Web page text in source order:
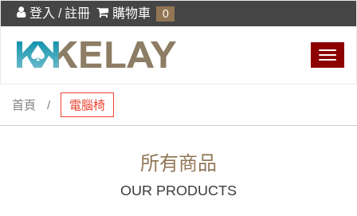
登入 / 註冊 購物車 0
首頁 電腦椅
所有商品
OUR PRODUCTS